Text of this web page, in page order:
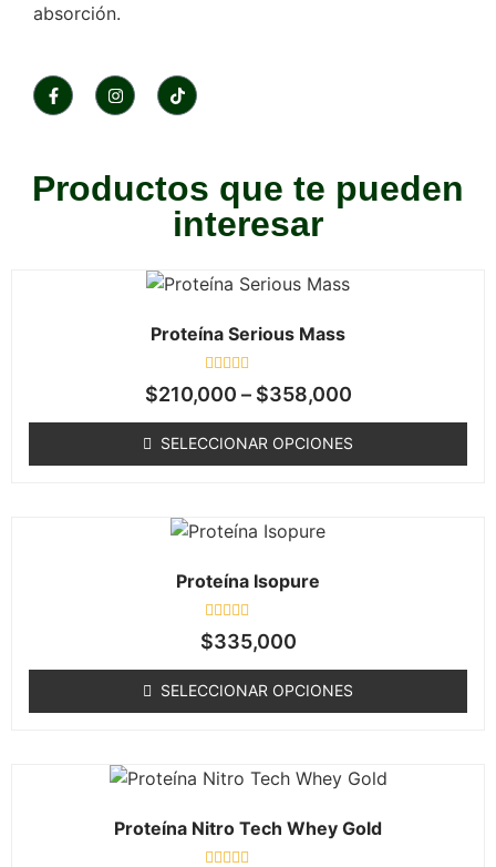
absorción.
Productos que te pueden
interesar
Proteína Serious Mass
Valorado
en
de
5
$210,000 – $358,000
SELECCIONAR OPCIONES
Proteína Isopure
Valorado
en
de
5
$335,000
SELECCIONAR OPCIONES
Proteína Nitro Tech Whey Gold